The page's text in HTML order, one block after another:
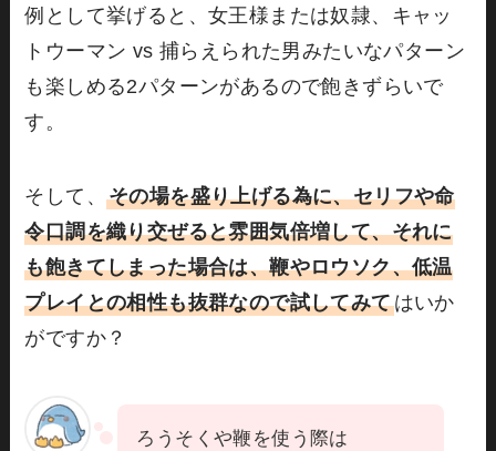
例として挙げると、女王様または奴隷、キャッ
トウーマン vs 捕らえられた男みたいなパターン
も楽しめる2パターンがあるので飽きずらいで
す。
そして、その場を盛り上げる為に、セリフや命
令口調を織り交ぜると雰囲気倍増して、それに
も飽きてしまった場合は、鞭やロウソク、低温
プレイとの相性も抜群なので試してみてはいか
がですか？
ろうそくや鞭を使う際は